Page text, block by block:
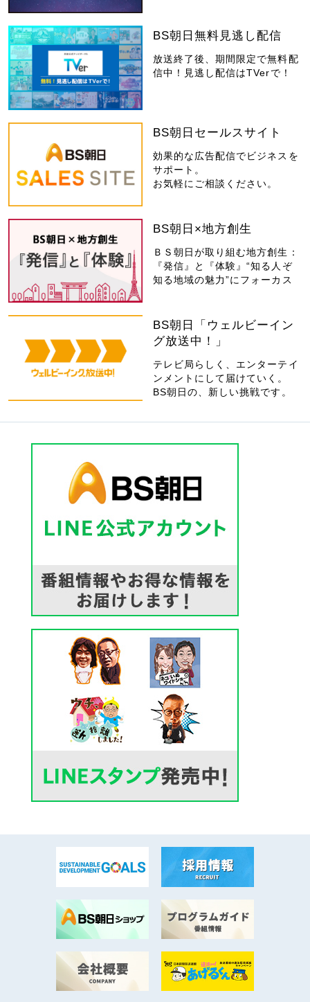
BS朝日無料見逃し配信
放送終了後、期間限定で無料配
信中！見逃し配信はTVerで！
BS朝日セールスサイト
効果的な広告配信でビジネスを
サポート。
お気軽にご相談ください。
BS朝日×地方創生
ＢＳ朝日が取り組む地方創生：
『発信』と『体験』“知る人ぞ
知る地域の魅力”にフォーカス
BS朝日「ウェルビーイン
グ放送中！」
テレビ局らしく、エンターテイ
ンメントにして届けていく。
BS朝日の、新しい挑戦です。